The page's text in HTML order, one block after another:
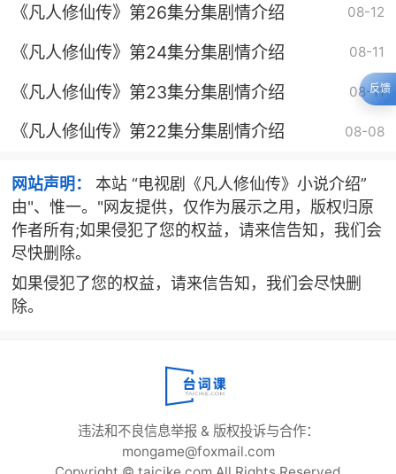
《凡人修仙传》第26集分集剧情介绍 08-12
《凡人修仙传》第24集分集剧情介绍 08-11
《凡人修仙传》第23集分集剧情介绍 08-11
《凡人修仙传》第22集分集剧情介绍 08-08
网站声明：
本站 “电视剧《凡人修仙传》小说介绍”
由"、惟一。"网友提供，仅作为展示之用，版权归原
作者所有;如果侵犯了您的权益，请来信告知，我们会
尽快删除。
如果侵犯了您的权益，请来信告知，我们会尽快删
除。
违法和不良信息举报 & 版权投诉与合作：
mongame@foxmail.com
反馈